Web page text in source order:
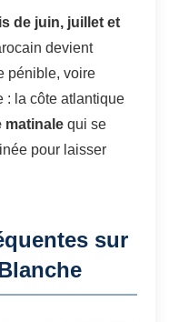
de juin, juillet et
devient
pénible, voire
: la côte atlantique
matinale qui se
pour laisser
sur